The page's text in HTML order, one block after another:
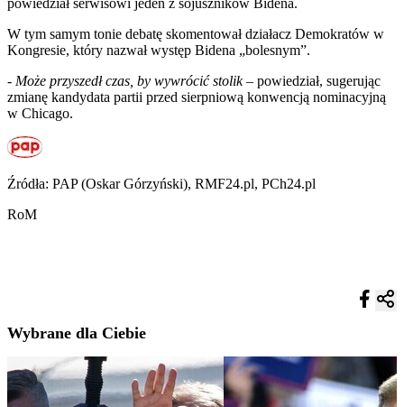
W tym samym tonie debatę skomentował działacz Demokratów w
Kongresie, który nazwał występ Bidena „bolesnym”.
- Może przyszedł czas, by wywrócić stolik– powiedział, sugerując
zmianę kandydata partii przed sierpniową konwencją nominacyjną
w Chicago.
Źródła: PAP (Oskar Górzyński), RMF24.pl, PCh24.pl
RoM
Wybrane dla Ciebie